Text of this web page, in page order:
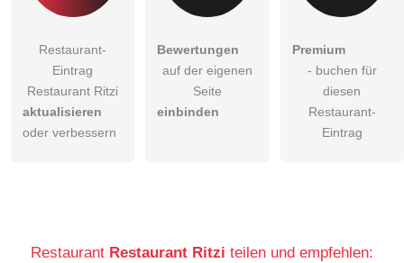
Restaurant-
Eintrag
Restaurant Ritzi
aktualisieren
oder verbessern
Bewertungen
auf der eigenen
Seite
einbinden
Premium
- buchen für
diesen
Restaurant-
Eintrag
Restaurant Restaurant Ritzi teilen und empfehlen: